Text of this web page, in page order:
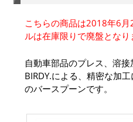
こちらの商品は2018年6
ルは在庫限りで廃盤となり
自動車部品のプレス、溶
BIRDY.による、精密な加
のバースプーンです。